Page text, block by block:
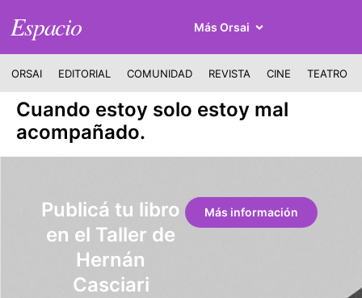
Espacio Más Orsai
ORSAI EDITORIAL COMUNIDAD REVISTA CINE TEATRO
Cuando estoy solo estoy mal
acompañado.
Publicá tu libro
en el Taller de
Hernán
Casciari
Más información